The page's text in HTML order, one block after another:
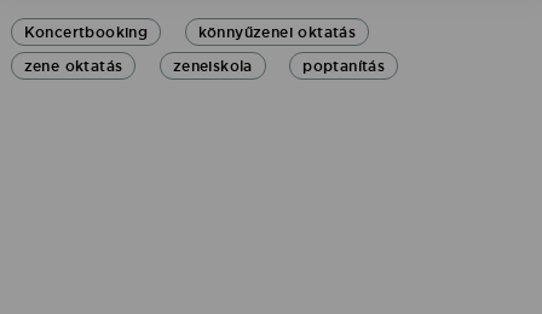
Koncertbooking
könnyűzenei oktatás
zene oktatás
zeneiskola poptanítás